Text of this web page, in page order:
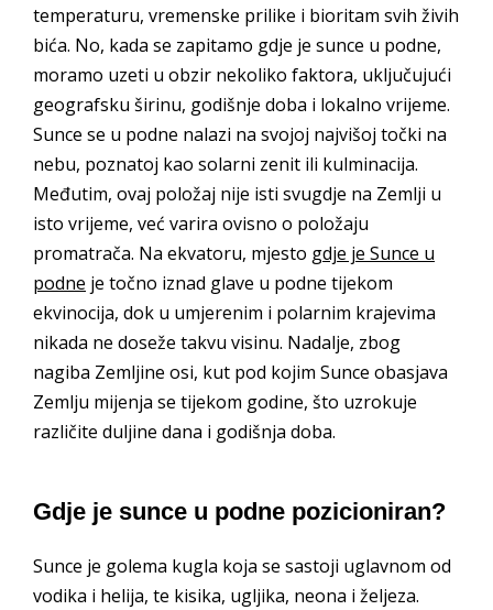
temperaturu, vremenske prilike i bioritam svih živih
bića. No, kada se zapitamo gdje je sunce u podne,
moramo uzeti u obzir nekoliko faktora, uključujući
geografsku širinu, godišnje doba i lokalno vrijeme.
Sunce se u podne nalazi na svojoj najvišoj točki na
nebu, poznatoj kao solarni zenit ili kulminacija.
Međutim, ovaj položaj nije isti svugdje na Zemlji u
isto vrijeme, već varira ovisno o položaju
promatrača. Na ekvatoru, mjesto gdje je Sunce u
podne je točno iznad glave u podne tijekom
ekvinocija, dok u umjerenim i polarnim krajevima
nikada ne doseže takvu visinu. Nadalje, zbog
nagiba Zemljine osi, kut pod kojim Sunce obasjava
Zemlju mijenja se tijekom godine, što uzrokuje
različite duljine dana i godišnja doba.
Gdje je sunce u podne pozicioniran?
Sunce je golema kugla koja se sastoji uglavnom od
vodika i helija, te kisika, ugljika, neona i željeza.